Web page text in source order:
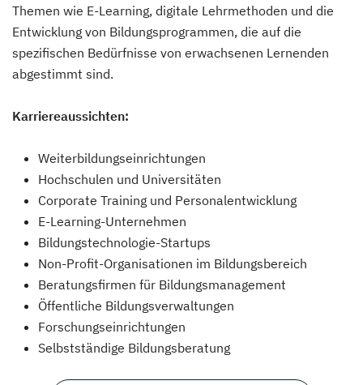
Themen wie E-Learning, digitale Lehrmethoden und die
Entwicklung von Bildungsprogrammen, die auf die
spezifischen Bedürfnisse von erwachsenen Lernenden
abgestimmt sind.
Karriereaussichten:
Weiterbildungseinrichtungen
Hochschulen und Universitäten
Corporate Training und Personalentwicklung
E-Learning-Unternehmen
Bildungstechnologie-Startups
Non-Profit-Organisationen im Bildungsbereich
Beratungsfirmen für Bildungsmanagement
Öffentliche Bildungsverwaltungen
Forschungseinrichtungen
Selbstständige Bildungsberatung